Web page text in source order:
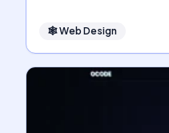
🕸Web Design